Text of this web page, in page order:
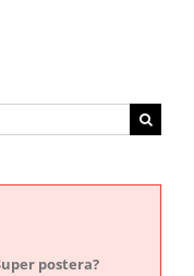
postera?